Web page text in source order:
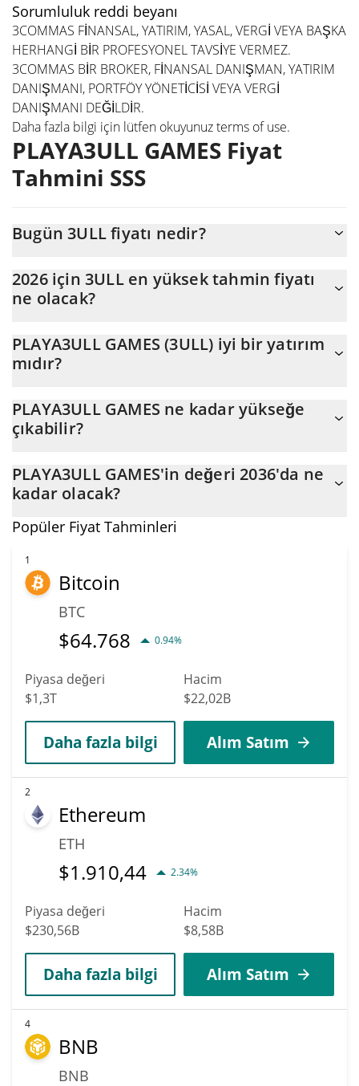
Sorumluluk reddi beyanı
3COMMAS FİNANSAL, YATIRIM, YASAL, VERGİ VEYA BAŞKA
HERHANGİ BİR PROFESYONEL TAVSİYE VERMEZ.
3COMMAS BİR BROKER, FİNANSAL DANIŞMAN, YATIRIM
DANIŞMANI, PORTFÖY YÖNETİCİSİ VEYA VERGİ
DANIŞMANI DEĞİLDİR.
Daha fazla bilgi için lütfen okuyunuzterms of use.
PLAYA3ULL GAMES Fiyat
Tahmini SSS
Bugün 3ULL fiyatı nedir?
$0,00006321 seviyesinde işlem görüyor
2026 için 3ULL en yüksek tahmin fiyatı
ne olacak?
seviyesine ulaşması bekleniyor.
PLAYA3ULL GAMES (3ULL) iyi bir yatırım
mıdır?
yanlış olabileceğini belirtmemiz gerekiyor, bu nedenle yatırım
yapmadan önce daima kendi araştırmanızı yapmalısınız.
PLAYA3ULL GAMES ne kadar yükseğe
çıkabilir?
$0,000062285301 değerine ulaşabilir. Beş yıllık bir plan tahmin
edersek coinin $0,000073745169 işaretine ulaşacağı varsayılır.
PLAYA3ULL GAMES'in değeri 2036'da ne
kadar olacak?
Fiyat açısından PLAYA3ULL GAMES yeni zirvelere ulaşma
artacağı öngörülüyor. Belirli uzmanlara ve iş analistlerine göre
PLAYA3ULL GAMES, 2036 tarihine kadar $0,000096541429
tutarındaki en yüksek fiyata ulaşabilir.
Popüler Fiyat Tahminleri
1
Bitcoin
BTC
$64.768 0.94%
Piyasa değeri
$1,3T
Hacim
$22,02B
Daha fazla bilgi Alım Satım
2
Ethereum
ETH
$1.910,44 2.34%
Piyasa değeri
$230,56B
Hacim
$8,58B
Daha fazla bilgi Alım Satım
4
BNB
BNB